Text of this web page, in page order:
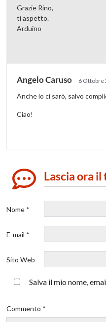
Grazie Rino,
ti aspetto.
Arduino
Angelo Caruso 6 Ottobre
Anche io ci sarò, salvo
Ciao!
Lascia ora
Nome *
E-mail *
Sito Web
Salva il mio nome,
Commento *